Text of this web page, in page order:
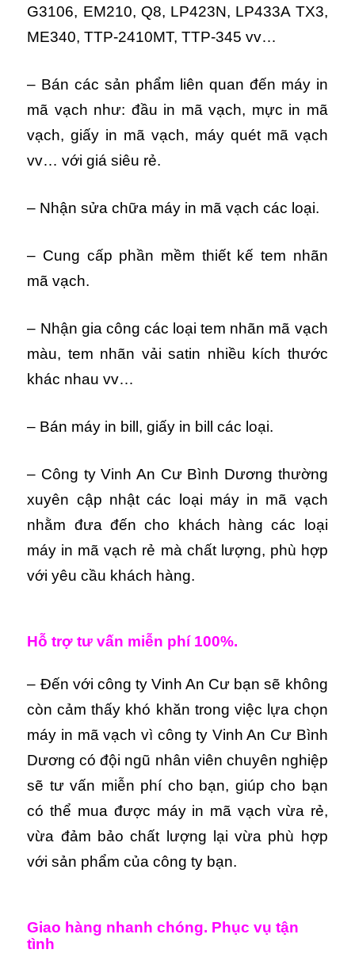
G3106, EM210, Q8, LP423N, LP433A TX3,
ME340, TTP-2410MT, TTP-345 vv…
– Bán các sản phẩm liên quan đến máy in
mã vạch như: đầu in mã vạch, mực in mã
vạch, giấy in mã vạch, máy quét mã vạch
vv… với giá siêu rẻ.
– Nhận sửa chữa máy in mã vạch các loại.
– Cung cấp phần mềm thiết kế tem nhãn
mã vạch.
– Nhận gia công các loại tem nhãn mã vạch
màu, tem nhãn vải satin nhiều kích thước
khác nhau vv…
– Bán máy in bill, giấy in bill các loại.
– Công ty Vinh An Cư Bình Dương thường
xuyên cập nhật các loại máy in mã vạch
nhằm đưa đến cho khách hàng các loại
máy in mã vạch rẻ mà chất lượng, phù hợp
với yêu cầu khách hàng.
Hỗ trợ tư vấn miễn phí 100%.
– Đến với công ty Vinh An Cư bạn sẽ không
còn cảm thấy khó khăn trong việc lựa chọn
máy in mã vạch vì công ty Vinh An Cư Bình
Dương có đội ngũ nhân viên chuyên nghiệp
sẽ tư vấn miễn phí cho bạn, giúp cho bạn
có thể mua được máy in mã vạch vừa rẻ,
vừa đảm bảo chất lượng lại vừa phù hợp
với sản phẩm của công ty bạn.
Giao hàng nhanh chóng. Phục vụ tận
tình